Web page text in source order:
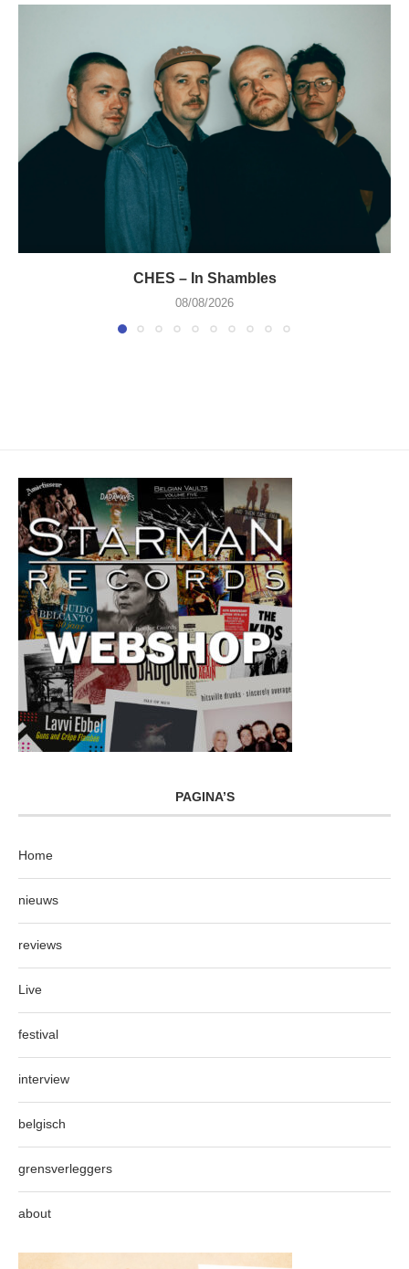
CHES – In Shambles
08/08/2026
PAGINA’S
Home
nieuws
reviews
Live
festival
interview
belgisch
grensverleggers
about